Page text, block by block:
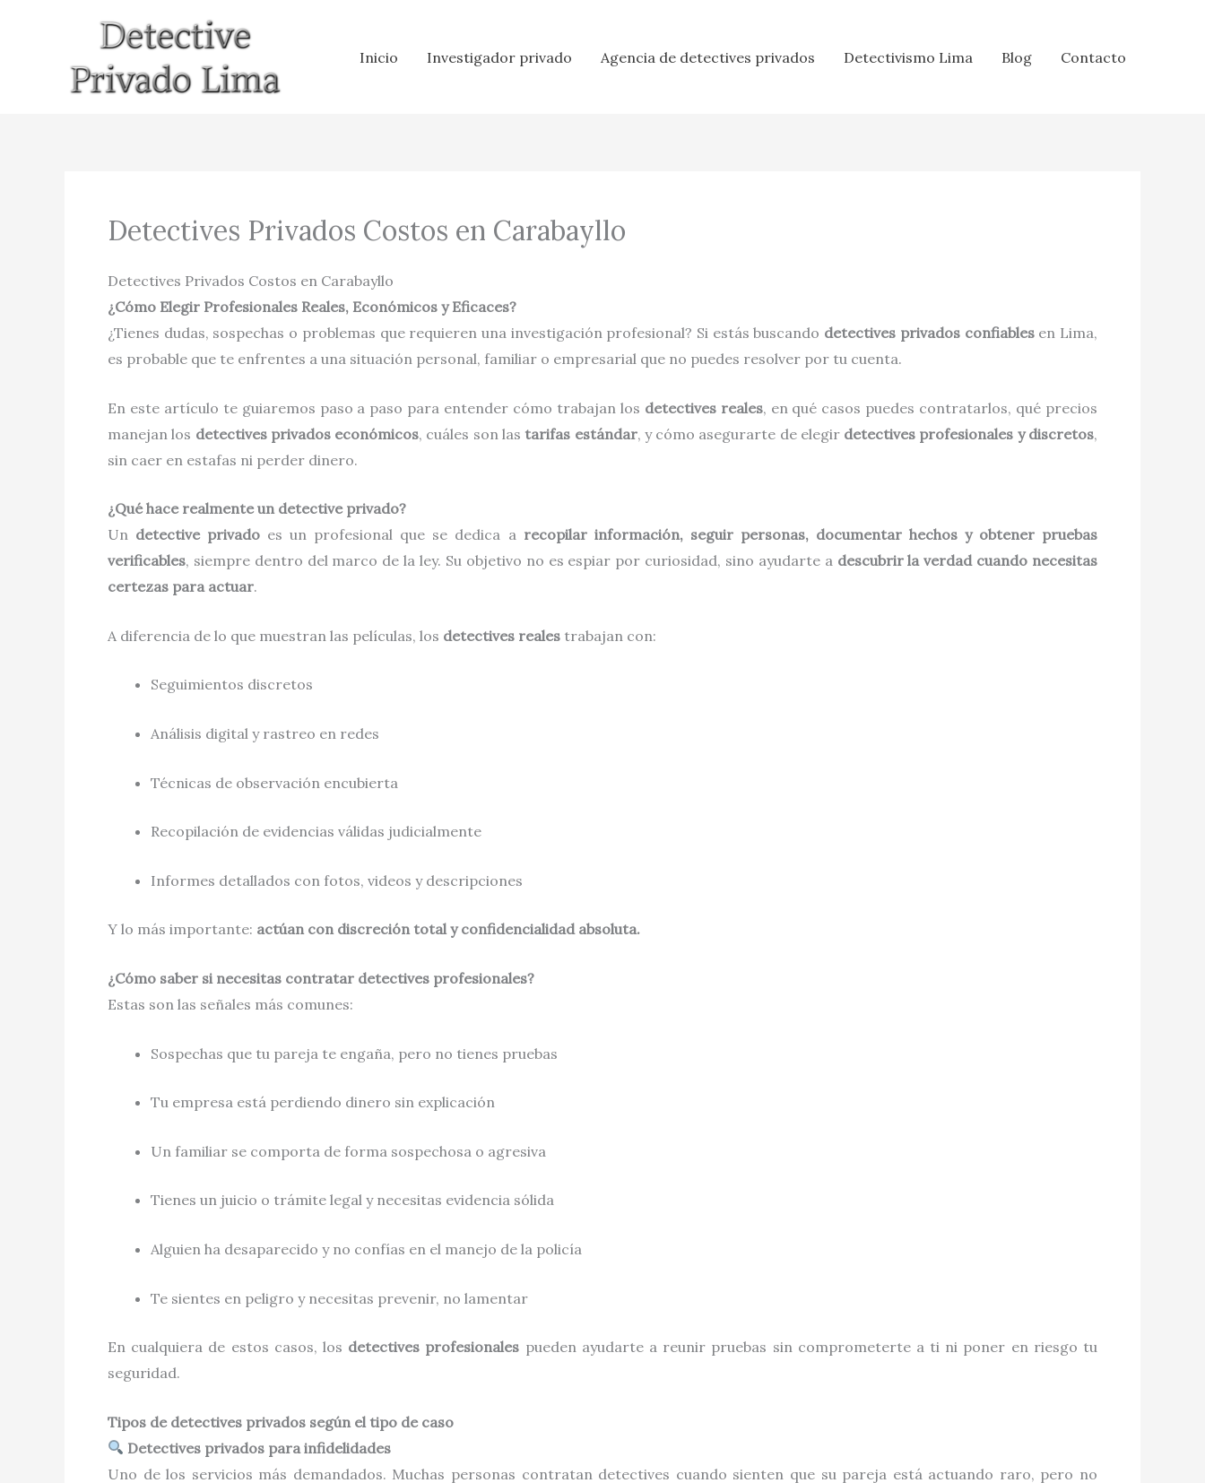
Inicio Investigador privado Agencia de detectives privados Detectivismo Lima Blog Contacto
Detectives Privados Costos en Carabayllo
Detectives Privados Costos en Carabayllo
¿Cómo Elegir Profesionales Reales, Económicos y Eficaces?
¿Tienes dudas, sospechas o problemas que requieren una investigación profesional? Si estás buscando detectives privados confiablesen Lima,
es probable que te enfrentes a una situación personal, familiar o empresarial que no puedes resolver por tu cuenta.
En este artículo te guiaremos paso a paso para entender cómo trabajan los detectives reales, en qué casos puedes contratarlos, qué precios
manejan los detectives privados económicos, cuáles son las tarifas estándar, y cómo asegurarte de elegir detectives profesionales y discretos,
sin caer en estafas ni perder dinero.
¿Qué hace realmente un detective privado?
Un detective privado es un profesional que se dedica a recopilar información, seguir personas, documentar hechos y obtener pruebas
verificables, siempre dentro del marco de la ley. Su objetivo no es espiar por curiosidad, sino ayudarte a descubrir la verdad cuando necesitas
certezas para actuar.
A diferencia de lo que muestran las películas, los detectives reales trabajan con:
Seguimientos discretos
Análisis digital y rastreo en redes
Técnicas de observación encubierta
Recopilación de evidencias válidas judicialmente
Informes detallados con fotos, videos y descripciones
Y lo más importante: actúan con discreción total y confidencialidad absoluta.
¿Cómo saber si necesitas contratar detectives profesionales?
Estas son las señales más comunes:
Sospechas que tu pareja te engaña, pero no tienes pruebas
Tu empresa está perdiendo dinero sin explicación
Un familiar se comporta de forma sospechosa o agresiva
Tienes un juicio o trámite legal y necesitas evidencia sólida
Alguien ha desaparecido y no confías en el manejo de la policía
Te sientes en peligro y necesitas prevenir, no lamentar
En cualquiera de estos casos, los detectives profesionales pueden ayudarte a reunir pruebas sin comprometerte a ti ni poner en riesgo tu
seguridad.
Tipos de detectives privados según el tipo de caso
Detectives privados para infidelidades
Uno de los servicios más demandados. Muchas personas contratan detectives cuando sienten que su pareja está actuando raro, pero no